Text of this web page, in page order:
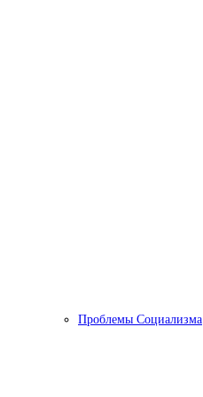
Проблемы Социализма